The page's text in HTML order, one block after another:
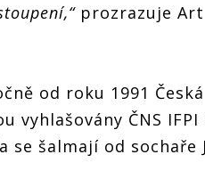
prozrazuje
od roku 1991
vyhlašovány ČNS
se šalmají od sochaře